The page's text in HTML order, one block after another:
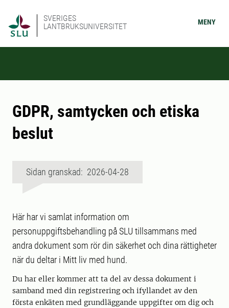
SVERIGES
LANTBRUKSUNIVERSITET
MENY
GDPR, samtycken och etiska
beslut
Sidan granskad: 2026-04-28
Här har vi samlat information om
personuppgiftsbehandling på SLU tillsammans med
andra dokument som rör din säkerhet och dina rättigheter
när du deltar i Mitt liv med hund.
Du har eller kommer att ta del av dessa dokument i
samband med din registrering och ifyllandet av den
första enkäten med grundläggande uppgifter om dig och